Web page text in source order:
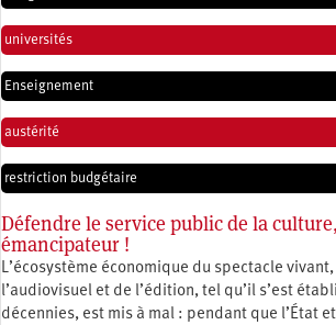
universités
Enseignement
austérité
restriction budgétaire
Défendre le service public de la
émancipateur !
L’écosystème économique du spectacle
l’audiovisuel et de l’édition, tel qu’il s’est
décennies, est mis à mal : pendant que l’État